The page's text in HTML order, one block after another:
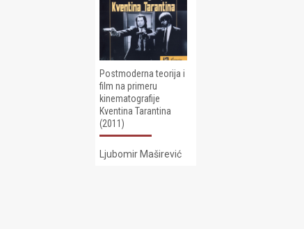
Postmoderna teorija i
film na primeru
kinematografije
Kventina Tarantina
(2011)
Ljubomir Maširević